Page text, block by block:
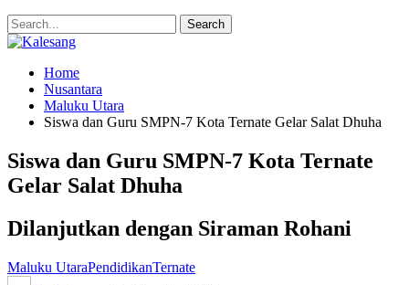
Home
Nusantara
Maluku Utara
Siswa dan Guru SMPN-7 Kota Ternate Gelar Salat Dhuha
Siswa dan Guru SMPN-7 Kota Ternate
Gelar Salat Dhuha
Dilanjutkan dengan Siraman Rohani
Maluku UtaraPendidikanTernate